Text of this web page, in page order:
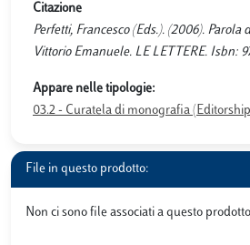
Citazione
Perfetti, Francesco (Eds.). (2006). Parola
Vittorio Emanuele. LE LETTERE. Isbn:
Appare nelle tipologie:
03.2 - Curatela di monografia
File in questo prodotto:
Non ci sono file associati a questo